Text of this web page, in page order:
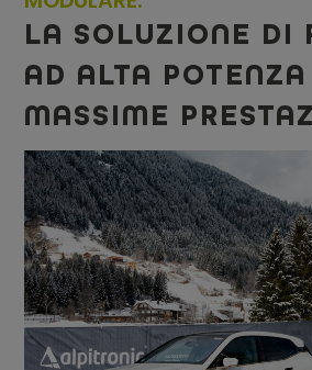
LA SOLUZIONE DI
AD ALTA
MASSIME